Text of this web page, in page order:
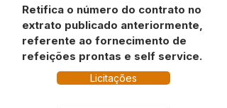
Retifica o número do contrato no
extrato publicado anteriormente,
referente ao fornecimento de
refeições prontas e self service.
Licitações